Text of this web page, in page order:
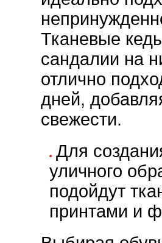
Тканевые
сандалии на
отлично
дней,
свежести.
Для
уличного
подойдут
принтами и